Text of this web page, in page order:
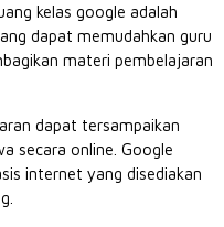
kelas google adalah
dapat memudahkan guru
materi pembelajaran
dapat tersampaikan
secara online. Google
internet yang disediakan